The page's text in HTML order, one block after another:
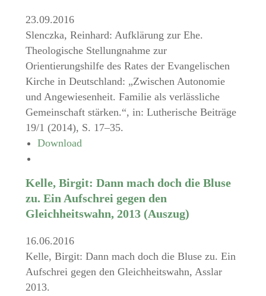
23.09.2016
Slenczka, Reinhard: Aufklärung zur Ehe.
Theologische Stellungnahme zur
Orientierungshilfe des Rates der Evangelischen
Kirche in Deutschland: „Zwischen Autonomie
und Angewiesenheit. Familie als verlässliche
Gemeinschaft stärken.“, in: Lutherische Beiträge
19/1 (2014), S. 17–35.
Download
Kelle, Birgit: Dann mach doch die Bluse
zu. Ein Aufschrei gegen den
Gleichheitswahn, 2013 (Auszug)
16.06.2016
Kelle, Birgit: Dann mach doch die Bluse zu. Ein
Aufschrei gegen den Gleichheitswahn, Asslar
2013.